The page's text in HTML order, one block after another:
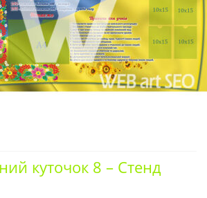
куточок 8 – Стенд